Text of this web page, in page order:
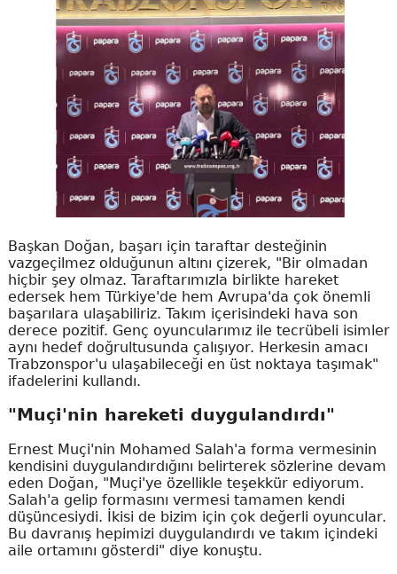
Başkan Doğan, başarı için taraftar desteğinin
vazgeçilmez olduğunun altını çizerek, "Bir olmadan
hiçbir şey olmaz. Taraftarımızla birlikte hareket
edersek hem Türkiye'de hem Avrupa'da çok önemli
başarılara ulaşabiliriz. Takım içerisindeki hava son
derece pozitif. Genç oyuncularımız ile tecrübeli isimler
aynı hedef doğrultusunda çalışıyor. Herkesin amacı
Trabzonspor'u ulaşabileceği en üst noktaya taşımak"
ifadelerini kullandı.
"Muçi'nin hareketi duygulandırdı"
Ernest Muçi'nin Mohamed Salah'a forma vermesinin
kendisini duygulandırdığını belirterek sözlerine devam
eden Doğan, "Muçi'ye özellikle teşekkür ediyorum.
Salah'a gelip formasını vermesi tamamen kendi
düşüncesiydi. İkisi de bizim için çok değerli oyuncular.
Bu davranış hepimizi duygulandırdı ve takım içindeki
aile ortamını gösterdi" diye konuştu.